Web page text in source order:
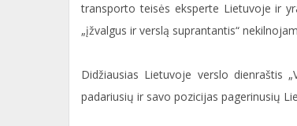
transporto teisės eksperte Lietuvoje ir
„įžvalgus ir verslą suprantantis“
Didžiausias Lietuvoje verslo dienraštis
padariusių ir savo pozicijas pagerinusių